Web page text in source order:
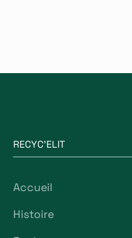
RECYC'ELIT
Accueil
Histoire